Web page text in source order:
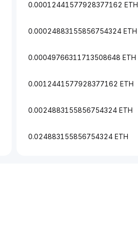
0.00012441577928377162 ETH
0.00024883155856754324 ETH
0.00049766311713508648 ETH
0.0012441577928377162 ETH
0.0024883155856754324 ETH
0.024883155856754324 ETH